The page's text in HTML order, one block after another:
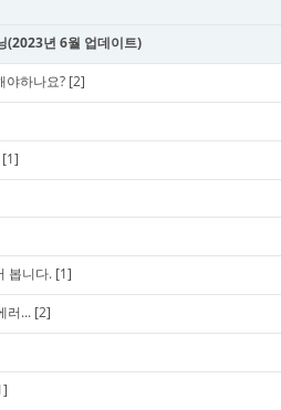
(2023년 6월 업데이트)
야하나요? [2]
[1]
봅니다. [1]
러... [2]